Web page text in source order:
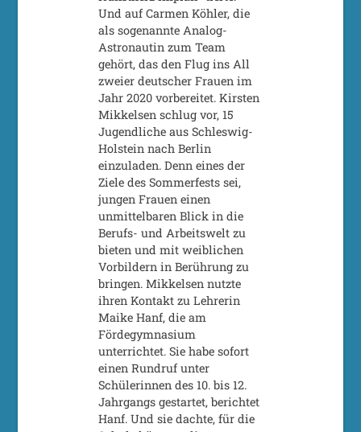
Und auf Carmen Köhler, die
als sogenannte Analog-
Astronautin zum Team
gehört, das den Flug ins All
zweier deutscher Frauen im
Jahr 2020 vorbereitet. Kirsten
Mikkelsen schlug vor, 15
Jugendliche aus Schleswig-
Holstein nach Berlin
einzuladen. Denn eines der
Ziele des Sommerfests sei,
jungen Frauen einen
unmittelbaren Blick in die
Berufs- und Arbeitswelt zu
bieten und mit weiblichen
Vorbildern in Berührung zu
bringen. Mikkelsen nutzte
ihren Kontakt zu Lehrerin
Maike Hanf, die am
Fördegymnasium
unterrichtet. Sie habe sofort
einen Rundruf unter
Schülerinnen des 10. bis 12.
Jahrgangs gestartet, berichtet
Hanf. Und sie dachte, für die